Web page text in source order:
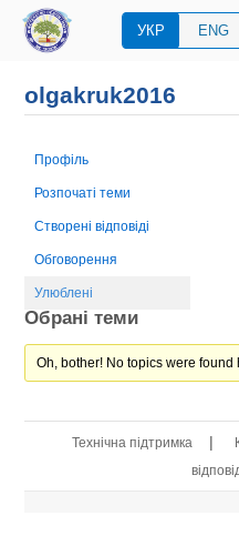
УКР ENG
olgakruk2016
Профіль
Розпочаті теми
Створені відповіді
Обговорення
Улюблені
Обрані теми
Oh, bother! No topics were found
Технічна підтримка |